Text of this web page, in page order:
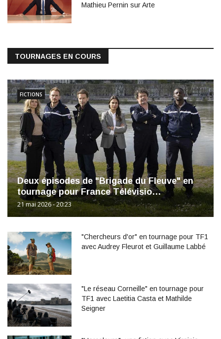
Mathieu Pernin sur Arte
TOURNAGES EN COURS
Deux épisodes de "Brigade du Fleuve" en
tournage pour France Télévisio…
21 mai 2026 - 20:23
FICTIONS
"Chercheurs d'or" en tournage pour TF1
avec Audrey Fleurot et Guillaume Labbé
"Le réseau Corneille" en tournage pour
TF1 avec Laetitia Casta et Mathilde
Seigner